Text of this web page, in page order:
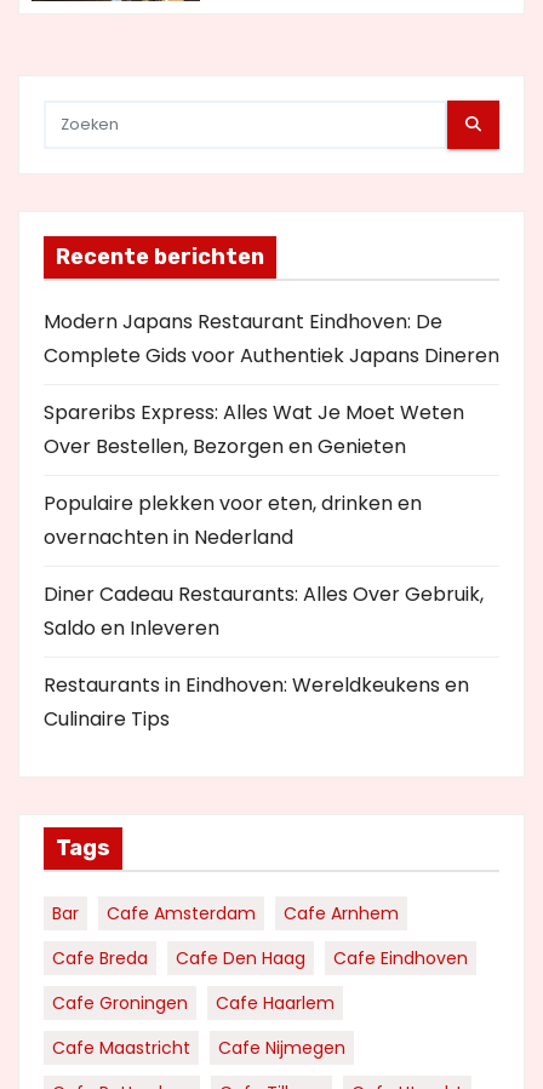
Recente berichten
Modern Japans Restaurant Eindhoven: De
Complete Gids voor Authentiek Japans Dineren
Spareribs Express: Alles Wat Je Moet Weten
Over Bestellen, Bezorgen en Genieten
Populaire plekken voor eten, drinken en
overnachten in Nederland
Diner Cadeau Restaurants: Alles Over Gebruik,
Saldo en Inleveren
Restaurants in Eindhoven: Wereldkeukens en
Culinaire Tips
Tags
Bar Cafe Amsterdam
Cafe Arnhem
Cafe Breda
Cafe Den Haag
Cafe Eindhoven
Cafe Groningen
Cafe Haarlem
Cafe Maastricht
Cafe Nijmegen